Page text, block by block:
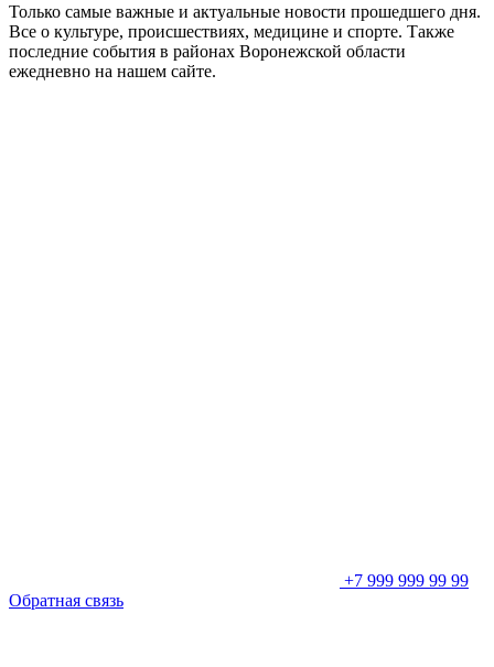
Только самые важные и актуальные новости прошедшего дня.
Все о культуре, происшествиях, медицине и спорте. Также
последние события в районах Воронежской области
ежедневно на нашем сайте.
+7 999 999 99 99
Обратная связь